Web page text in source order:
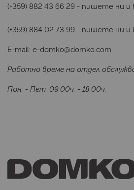
(+359) 882 43 66 29 - пишете ни и
(+359) 884 02 73 99 - пишете ни и
E-mail: e-domko@domko.com
Работно време на отдел
Пон. - Пет. 09:00ч. - 18:00ч.